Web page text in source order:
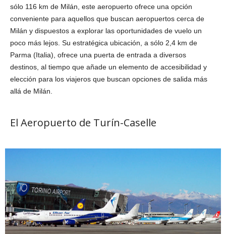
sólo 116 km de Milán, este aeropuerto ofrece una opción
conveniente para aquellos que buscan aeropuertos cerca de
Milán y dispuestos a explorar las oportunidades de vuelo un
poco más lejos. Su estratégica ubicación, a sólo 2,4 km de
Parma (Italia), ofrece una puerta de entrada a diversos
destinos, al tiempo que añade un elemento de accesibilidad y
elección para los viajeros que buscan opciones de salida más
allá de Milán.
El Aeropuerto de Turín-Caselle